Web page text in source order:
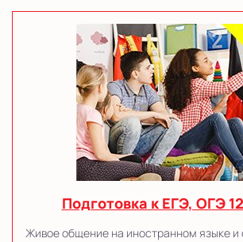
Подготовка к ЕГЭ, ОГЭ
Живое общение на иностранном языке и